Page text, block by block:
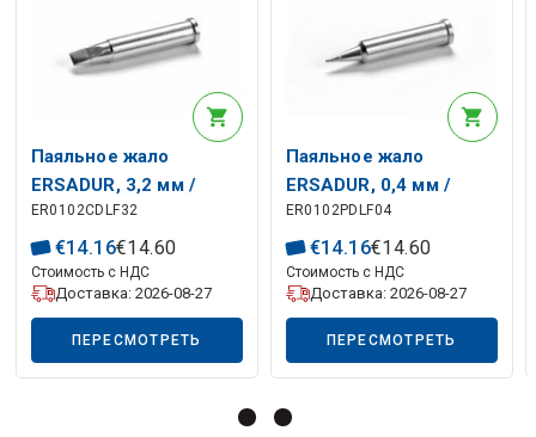
Описание искусственного интеллектаПаяльное жало
ERSADUR, 3,2 мм /
0,126 дюйма, ERSA
ER0102CDLF32
€14.16€14.60
Стоимость с НДС
Доставка: 2026-08-27
ПЕРЕСМОТРЕТЬ
Паяльное жало
ERSADUR, 0,4 мм /
0,016 дюйма, ERSA
ER0102PDLF04
€14.16€14.60
Стоимость с НДС
Доставка: 2026-08-27
ПЕРЕСМОТРЕТЬ